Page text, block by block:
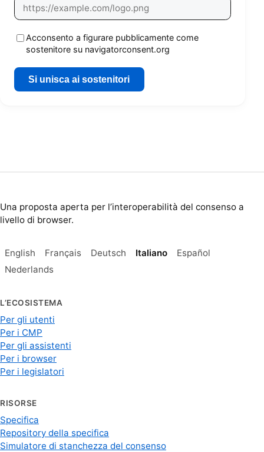
Acconsento a figurare pubblicamente come
sostenitore su navigatorconsent.org
Si unisca ai sostenitori
Una proposta aperta per l’interoperabilità del consenso a
livello di browser.
English Français Deutsch Italiano
Español
Nederlands
L’ECOSISTEMA
Per gli utenti
Per i CMP
Per gli assistenti
Per i browser
Per i legislatori
RISORSE
Specifica
Repository della specifica
Simulatore di stanchezza del consenso